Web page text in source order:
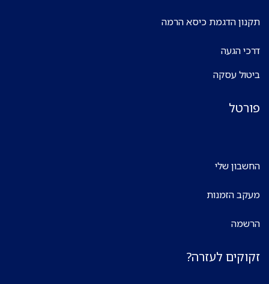
תקנון הדגמת כיסא הרמה
דרכי הגעה
ביטול עסקה
פורטל
החשבון שלי
מעקב הזמנות
הרשמה
זקוקים לעזרה?